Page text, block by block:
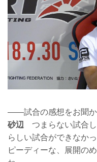
——試合の感想をお聞か
砂辺 つまらない試合
らしい試合ができなか
ピーディーな、展開の